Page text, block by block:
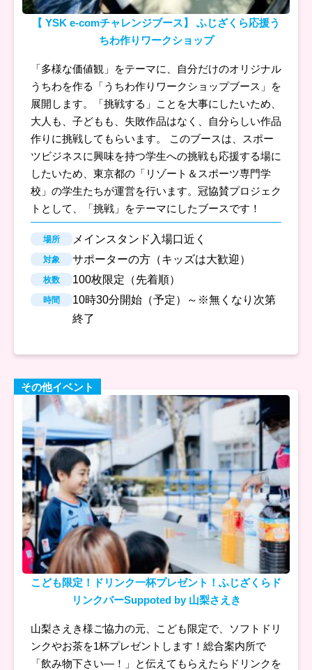
【 YSK e-comチャレンジブース】 ふじざくら応援う
ちわ作りワークショップ
「多様な価値観」をテーマに、自分だけのオリジナル
うちわを作る「うちわ作りワークショップブース」を
展開します。「挑戦する」ことを大事にしたいため、
大人も、子どもも、失敗作品はなく、自分らしい作品
作りに挑戦してもらいます。 このブースは、スポー
ツビジネスに興味を持つ学生への挑戦も応援する場に
したいため、東京都の「リゾート＆スポーツ専門学
校」の学生たちが運営を行います。冠協賛プロジェク
トとして、「挑戦」をテーマにしたブースです！
場所 メインスタンド入場口近く
対象 サポーターの方（キッズは大歓迎）
枚数 100枚限定（先着順）
時間
10時30分開始（予定）～※無くなり次第
終了
その他イベント
こども限定！ドリンク一杯プレゼント！ふじざくらド
リンクバーSuppoted by 山梨さえき
山梨さえき様ご協力の元、こども限定で、ソフトドリ
ンクやお茶を1杯プレゼントします！総合案内所で
「飲み物下さい―！」と伝えてもらえたらドリンクを